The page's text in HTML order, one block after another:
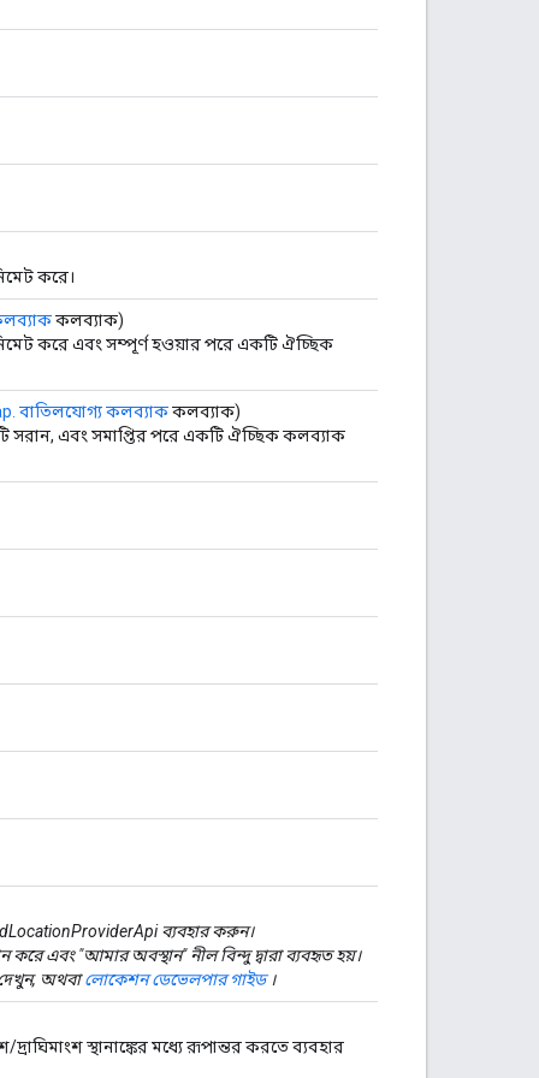
করে।
কলব্যাক)
করে এবং সম্পূর্ণ হওয়ার পরে একটি ঐচ্ছিক
বাতিলযোগ্য কলব্যাককলব্যাক)
সরান, এবং সমাপ্তির পরে একটি ঐচ্ছিক কলব্যাক
ব্যবহার করুন।
এবং "আমার অবস্থান" নীল বিন্দু দ্বারা ব্যবহৃত হয়।
অথবালোকেশন ডেভেলপার গাইড।
স্থানাঙ্কের মধ্যে রূপান্তর করতে ব্যবহার